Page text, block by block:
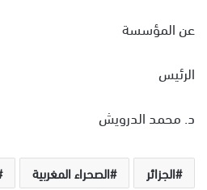
عن المؤسسة
الرئيس
د. محمد الدرويش
الجزائر الصحراء المغربية